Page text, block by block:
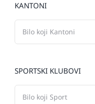
KANTONI
SPORTSKI KLUBOVI